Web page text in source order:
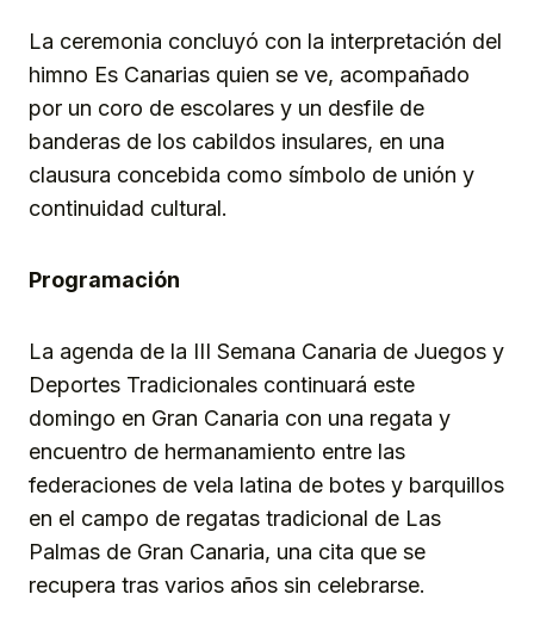
La ceremonia concluyó con la interpretación del
himno Es Canarias quien se ve, acompañado
por un coro de escolares y un desfile de
banderas de los cabildos insulares, en una
clausura concebida como símbolo de unión y
continuidad cultural.
Programación
La agenda de la III Semana Canaria de Juegos y
Deportes Tradicionales continuará este
domingo en Gran Canaria con una regata y
encuentro de hermanamiento entre las
federaciones de vela latina de botes y barquillos
en el campo de regatas tradicional de Las
Palmas de Gran Canaria, una cita que se
recupera tras varios años sin celebrarse.